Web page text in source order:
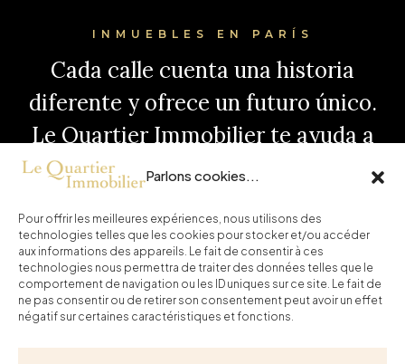
Parlons cookies...
Pour offrir les meilleures expériences, nous utilisons des
technologies telles que les cookies pour stocker et/ou accéder
aux informations des appareils. Le fait de consentir à ces
technologies nous permettra de traiter des données telles que le
comportement de navigation ou les ID uniques sur ce site. Le fait de
ne pas consentir ou de retirer son consentement peut avoir un effet
négatif sur certaines caractéristiques et fonctions.
INMUEBLES EN PARÍS
Cada calle cuenta una historia
diferente y ofrece un futuro único.
Le Quartier Immobilier te ayuda a
elegir la tuya, con inmuebles
confianza. Continúa tu visita aquí.
Inicio Comprar Noticias Contacto